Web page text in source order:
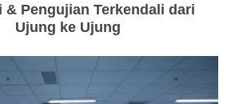
& Pengujian Terkendali dari
Ujung ke Ujung